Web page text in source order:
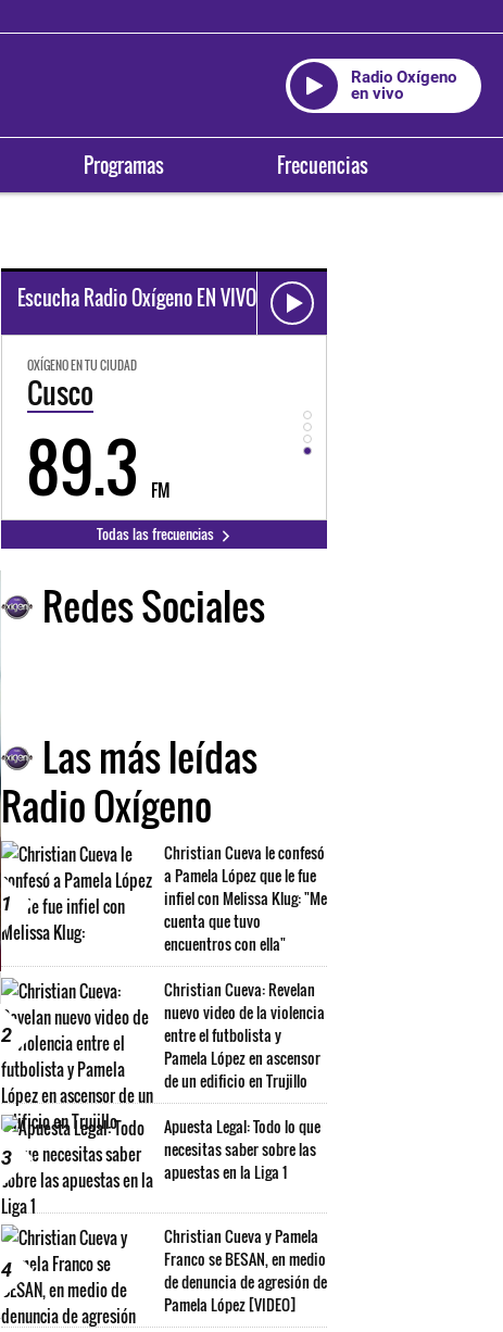
Radio Oxígeno
en vivo
Programas Frecuencias
Escucha Radio Oxígeno EN VIVO
OXÍGENO EN TU CIUDAD
Cusco
89.3 FM
Todas las frecuencias
Redes Sociales
Las más leídas
Radio Oxígeno
1
Christian Cueva le confesó
a Pamela López que le fue
infiel con Melissa Klug: "Me
cuenta que tuvo
encuentros con ella"
2
Christian Cueva: Revelan
nuevo video de la violencia
entre el futbolista y
Pamela López en ascensor
de un edificio en Trujillo
3
Apuesta Legal: Todo lo que
necesitas saber sobre las
apuestas en la Liga 1
4
Christian Cueva y Pamela
Franco se BESAN, en medio
de denuncia de agresión de
Pamela López [VIDEO]